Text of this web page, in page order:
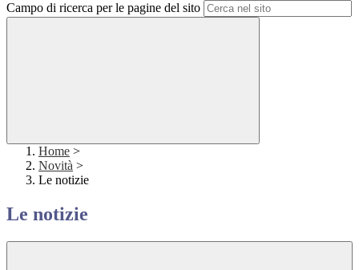
Campo di ricerca per le pagine del sito
Home >
Novità >
Le notizie
Le notizie